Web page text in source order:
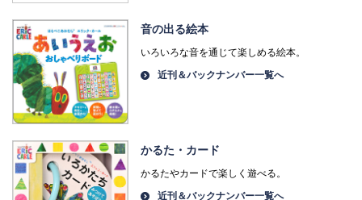
音の出る絵本
いろいろな音を通じて楽しめる絵本。
近刊＆バックナンバー一覧へ
かるた・カード
かるたやカードで楽しく遊べる。
近刊＆バックナンバー一覧へ